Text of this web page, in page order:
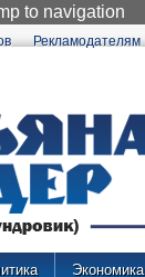
to navigation
Рекламодателям
Экономика